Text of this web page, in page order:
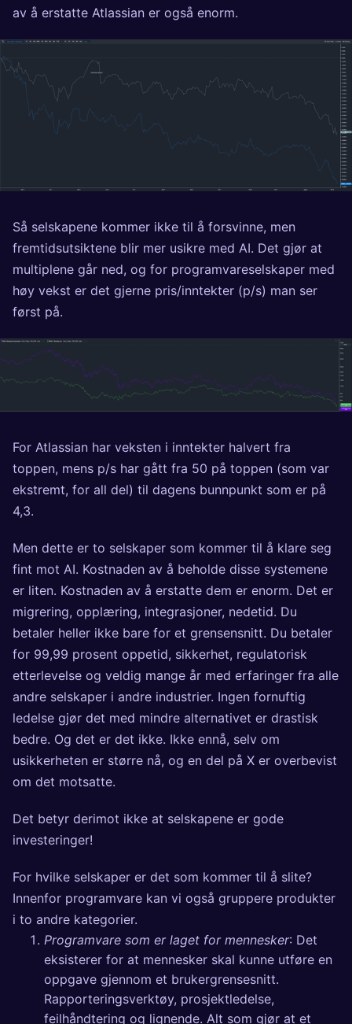
av å erstatte Atlassian er også enorm.
Så selskapene kommer ikke til å forsvinne, men
fremtidsutsiktene blir mer usikre med AI. Det gjør at
multiplene går ned, og for programvareselskaper med
høy vekst er det gjerne pris/inntekter (p/s) man ser
først på.
For Atlassian har veksten i inntekter halvert fra
toppen, mens p/s har gått fra 50 på toppen (som var
ekstremt, for all del) til dagens bunnpunkt som er på
4,3.
Men dette er to selskaper som kommer til å klare seg
fint mot AI. Kostnaden av å beholde disse systemene
er liten. Kostnaden av å erstatte dem er enorm. Det er
migrering, opplæring, integrasjoner, nedetid. Du
betaler heller ikke bare for et grensensnitt. Du betaler
for 99,99 prosent oppetid, sikkerhet, regulatorisk
etterlevelse og veldig mange år med erfaringer fra alle
andre selskaper i andre industrier. Ingen fornuftig
ledelse gjør det med mindre alternativet er drastisk
bedre. Og det er det ikke. Ikke ennå, selv om
usikkerheten er større nå, og en del på X er overbevist
om det motsatte.
Det betyr derimot ikke at selskapene er gode
investeringer!
For hvilke selskaper er det som kommer til å slite?
Innenfor programvare kan vi også gruppere produkter
i to andre kategorier.
Programvare som er laget for mennesker: Det
eksisterer for at mennesker skal kunne utføre en
oppgave gjennom et brukergrensesnitt.
Rapporteringsverktøy, prosjektledelse,
feilhåndtering og lignende. Alt som gjør at et